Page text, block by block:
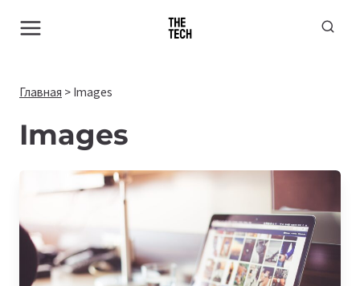
Главная > Images
Images